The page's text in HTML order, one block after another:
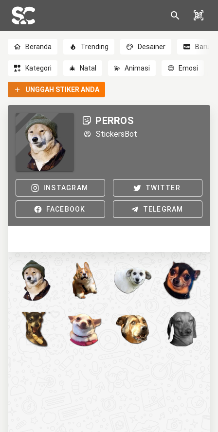
Beranda Trending Desainer Baru
Kategori 🎄 Natal 💫 Animasi 😊 Emosi
UNGGAH STIKER ANDA
PERROS
StickersBot
INSTAGRAM TWITTER
FACEBOOK TELEGRAM